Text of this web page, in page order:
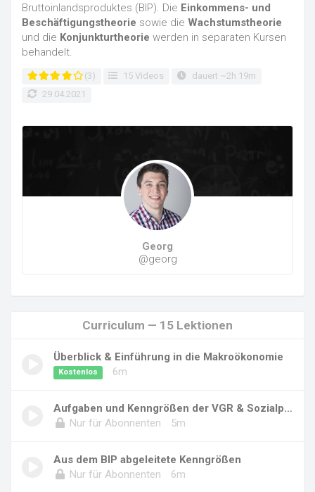
Bruttoinlandsproduktes (BIP). Die Einkommens- und
Beschäftigungstheorie sowie die Wachstumstheorie
und die Konjunkturtheorie werden in separaten Kursen
behandelt.
(3) 15 Videos
dauert ~2h 19m
29.04.2021
Georg
@georg
Curriculum — 15 Lektionen
Überblick & Einführung in die Makroökonomie
Kostenlos 6m
Aufgaben und Kenngrößen der VGR & Sozialprodu...
Nur für Abonnenten
5m
Aus dem BIP abgeleitete Kenngrößen
Nur für Abonnenten
6m